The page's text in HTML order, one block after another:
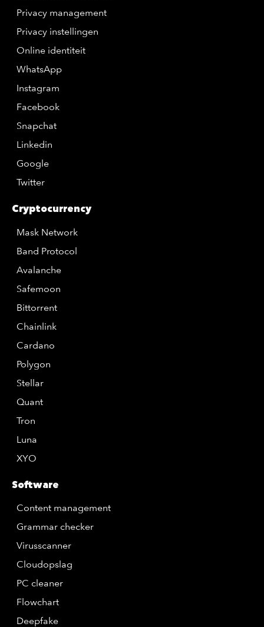
Privacy management
Privacy instellingen
Online identiteit
WhatsApp
Instagram
Facebook
Snapchat
Linkedin
Google
Twitter
Cryptocurrency
Mask Network
Band Protocol
Avalanche
Safemoon
Bittorrent
Chainlink
Cardano
Polygon
Stellar
Quant
Tron
Luna
XYO
Software
Content management
Grammar checker
Virusscanner
Cloudopslag
PC cleaner
Flowchart
Deepfake